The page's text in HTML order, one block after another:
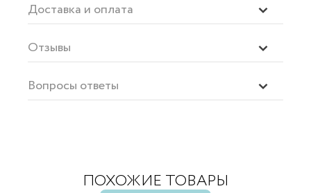
Доставка и оплата
Отзывы
Вопросы ответы
ПОХОЖИЕ ТОВАРЫ